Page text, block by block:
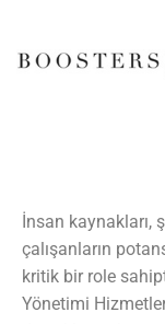
İnsan kaynakları,
çalışanların
kritik bir role
Yönetimi